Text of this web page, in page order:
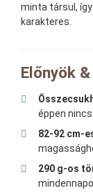
minta társul,
karakteres.
Előnyök
éppen
82-92 cm-
290 g-os